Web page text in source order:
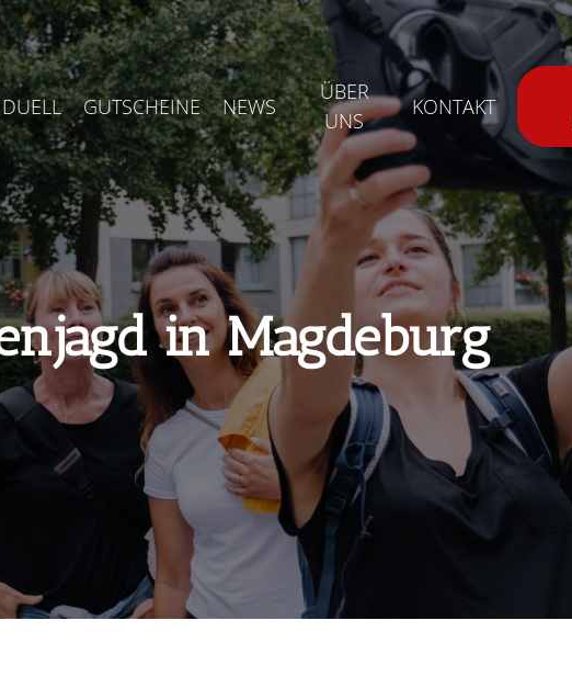
GUTSCHEINE NEWS
ÜBER
UNS
KONTAKT
in Magdeburg